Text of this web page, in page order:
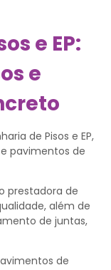
e EP:
e
de Pisos e EP,
pavimentos de
prestadora de
além de
de juntas,
de